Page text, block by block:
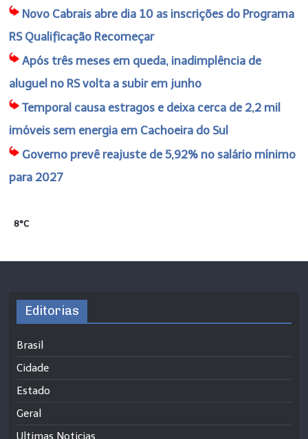
Novo Cabrais abre dia 10 as inscrições do Programa
RS Qualificação Recomeçar
Após três meses em queda, inadimplência de
aluguel no RS volta a subir em junho
Temporal causa estragos e deixa cerca de 2,2 mil
imóveis sem energia em Cachoeira do Sul
Governo prevê reajuste de 5,92% no salário mínimo
para 2027
8°C
Editorias
Brasil
Cidade
Estado
Geral
Ultimas Noticias